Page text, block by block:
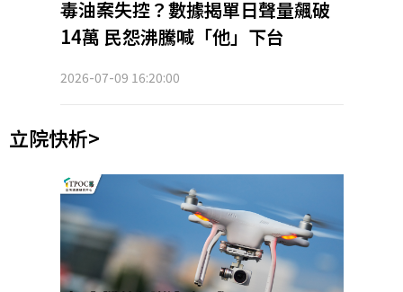
毒油案失控？數據揭單日聲量飆破
14萬 民怨沸騰喊「他」下台
2026-07-09 16:20:00
立院快析>